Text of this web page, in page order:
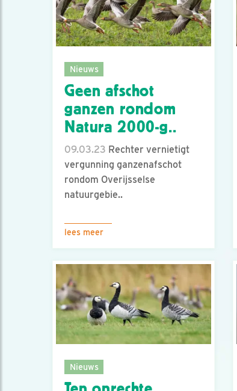
Nieuws
Geen afschot
ganzen rondom
Natura 2000-g..
09.03.23 Rechter vernietigt
vergunning ganzenafschot
rondom Overijsselse
natuurgebie..
lees meer
Nieuws